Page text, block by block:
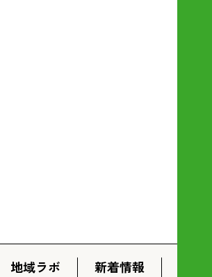
地域ラボ 新着情報